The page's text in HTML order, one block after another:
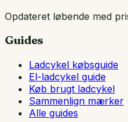
Opdateret løbende med
Guides
Ladcykel købsguide
El-ladcykel guide
Køb brugt ladcykel
Sammenlign mærker
Alle guides